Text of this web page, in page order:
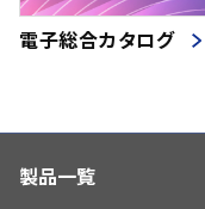
電子総合カタログ
製品一覧